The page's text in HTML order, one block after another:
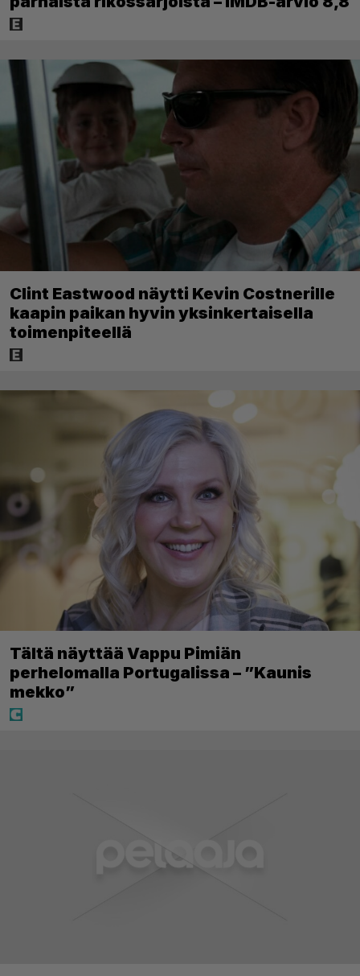
Clint Eastwood näytti Kevin Costnerille
kaapin paikan hyvin yksinkertaisella
toimenpiteellä
Tältä näyttää Vappu Pimiän
perhelomalla Portugalissa – ”Kaunis
mekko”